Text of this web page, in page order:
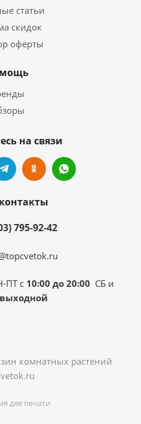
статьи
скидок
оферты
на связи
795-92-42
ПТ с 10:00 до 20:00 СБ и
выходной
комнатных растений
для печати